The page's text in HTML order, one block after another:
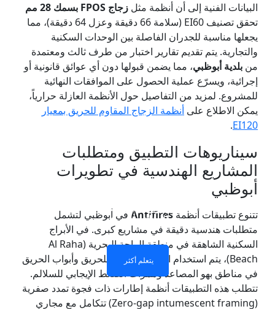
طبقة واحدة من الزجاج
المقاوم للحريق
يتعلم أكثر
زجاج مزدوج الطبقات مقاوم
للحريق
يتعلم أكثر
نوافذ وأبواب زجاجية مقاومة
للحريق
يتعلم أكثر
جدار فاصل زجاجي مقاوم
للحريق
يتعلم أكثر
البيانات الفنية إلى أن أنظمة مثل زجاج FPOS بسمك 28 مم
تحقق تصنيف EI60 (سلامة 66 دقيقة وعزل 64 دقيقة)، مما
يجعلها مناسبة للجدران الفاصلة بين الوحدات السكنية
والتجارية. يتم تقديم تقارير اختبار من طرف ثالث ومعتمدة
من بلدية أبوظبي، مما يضمن قبولها دون أي عوائق قانونية أو
إجرائية، ويسرّع عملية الحصول على الموافقات النهائية
للمشروع. لمزيد من التفاصيل حول الأنظمة العازلة حرارياً،
يمكن الاطلاع على أنظمة الزجاج المقاوم للحريق بمعيار
EI120
.
سيناريوهات التطبيق ومتطلبات
المشاريع الهندسية في تطويرات
أبوظبي
تتنوع تطبيقات أنظمة Antifires في أبوظبي لتشمل
متطلبات هندسية دقيقة في مشاريع كبرى. في الأبراج
السكنية الشاهقة في منطقة الراحة البحرية (Al Raha
Beach)، يتم استخدام الزجاج المقاوم للحريق وأبواب الحريق
في مناطق بهو المصاعد وممرات الضغط الإيجابي للسلالم.
تتطلب هذه التطبيقات أنظمة إطارات ذات فجوة تمدد صفرية
(Zero-gap intumescent framing) تتكامل مع مجاري